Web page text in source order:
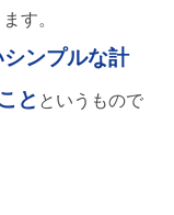
す。
ンプルな計
と というもので